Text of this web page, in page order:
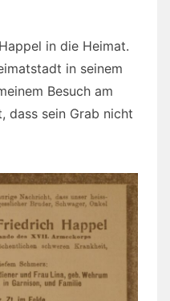
in die Heimat.
in seinem
Besuch am
dass sein Grab nicht